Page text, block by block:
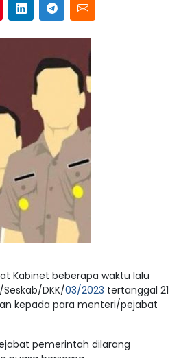
Kabinet beberapa waktu lalu
DKK/03/2023 tertanggal 21
kepada para menteri/pejabat
pemerintah dilarang